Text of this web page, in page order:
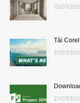
12/07/
Tải
21/07/
21/07/